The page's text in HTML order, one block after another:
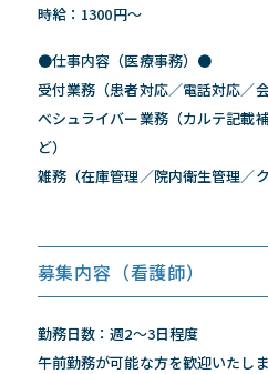
時給：1300円～
●仕事内容（医療事務）●
受付業務（患者対応／電話対応／
べシュライバー業務（カルテ記載
ど）
雑務（在庫管理／院内衛生管理／
募集内容（看護師）
勤務日数：週2～3日程度
午前勤務が可能な方を歓迎いたし